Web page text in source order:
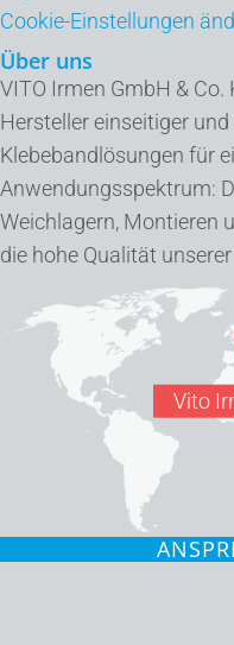
Cookie-Einstellungen
Über uns
VITO Irmen GmbH &
Hersteller einseitiger
Klebebandlösungen für
Anwendungsspektrum:
Weichlagern, Montieren
die hohe Qualität
Vito